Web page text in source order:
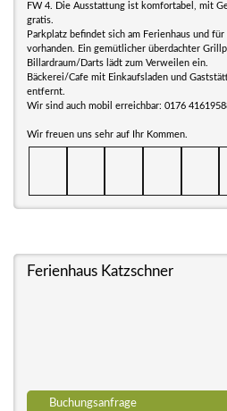
FW 4. Die Ausstattung ist komfortabel, mit
gratis.
Parkplatz befindet sich am Ferienhaus und
vorhanden. Ein gemütlicher überdachter
Billardraum/Darts lädt zum Verweilen ein.
Bäckerei/Cafe mit Einkaufsladen und
entfernt.
Wir sind auch mobil erreichbar: 0176
Wir freuen uns sehr auf Ihr Kommen.
Ferienhaus Katzschner
Buchungsanfrage